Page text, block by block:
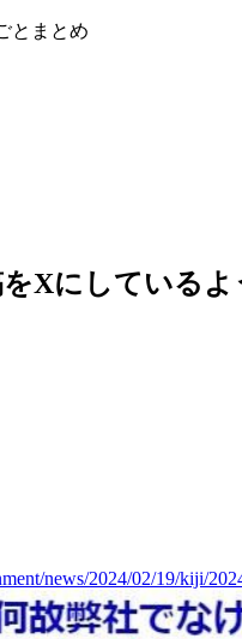
とまとめ
Xにしている
news/2024/02/19/kiji/